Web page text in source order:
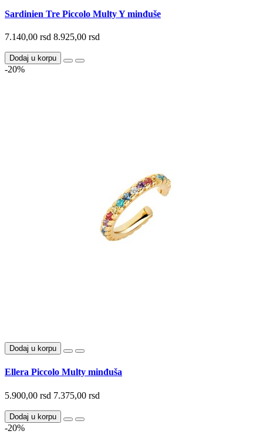
Sardinien Tre Piccolo Multy Y minđuše
7.140,00 rsd 8.925,00 rsd
Dodaj u korpu
-20%
Dodaj u korpu
Ellera Piccolo Multy minđuša
5.900,00 rsd 7.375,00 rsd
Dodaj u korpu
-20%